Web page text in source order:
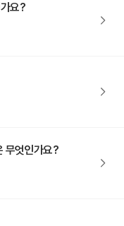
요?
무엇인가요?